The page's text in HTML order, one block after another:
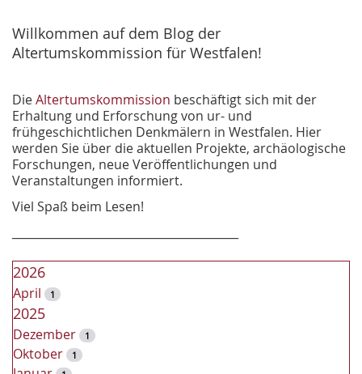
e
Willkommen auf dem Blog der
Altertumskommission für Westfalen!
DieAltertumskommission beschäftigt sich mit der
Erhaltung und Erforschung von ur- und
frühgeschichtlichen Denkmälern in Westfalen. Hier
werden Sie über die aktuellen Projekte, archäologische
Forschungen, neue Veröffentlichungen und
Veranstaltungen informiert.
Viel Spaß beim Lesen!
2026
April 1
2025
Dezember 1
Oktober 1